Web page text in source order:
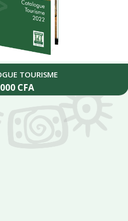
TOURISME
CFA